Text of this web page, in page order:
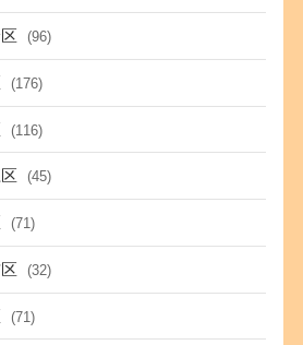
(96)
(176)
(116)
(45)
(71)
(32)
(71)